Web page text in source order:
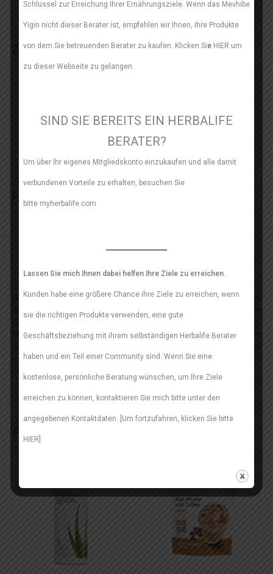
Zubereitung
ein 1-Liter-Gefäß geben und mit Wasser auffüllen.
Unverbrauchte Portion im Kühlschrank aufbewahren.
Genieße dieses Produkt im Rahmen einer ausgewogenen und
abwechslungsreichen Ernährung sowie eines gesunden, aktiven
Lebensstils. Bei Schwangerschaft, Stillzeit,
Medikamenteneinnahme oder gesundheitlichen Beschwerden
konsultieren.
Ähnliche Produkte
Schlüssel zur Erreichung Ihrer Ernährungsziele. Wenn das Mevhibe
Yigin nicht dieser Berater ist, empfehlen wir Ihnen, Ihre Produkte
von dem Sie betreuenden Berater zu kaufen. Klicken Sie HIER um
zu dieser Webseite zu gelangen.
SIND SIE BEREITS EIN HERBALIFE
BERATER?
Um über Ihr eigenes Mitgliedskonto einzukaufen und alle damit
verbundenen Vorteile zu erhalten, besuchen Sie
bitte myherbalife.com
Lassen Sie mich Ihnen dabei helfen Ihre Ziele zu erreichen
Kunden habe eine größere Chance ihre Ziele zu erreichen, wenn
sie die richtigen Produkte verwenden, eine gute
Geschäftsbeziehung mit ihrem selbständigen Herbalife Berater
haben und ein Teil einer Community sind. Wenn Sie eine
kostenlose, persönliche Beratung wünschen, um Ihre Ziele
erreichen zu können, kontaktieren Sie mich bitte unter den
angegebenen Kontaktdaten. [Um fortzufahren, klicken Sie bitte
HIER]